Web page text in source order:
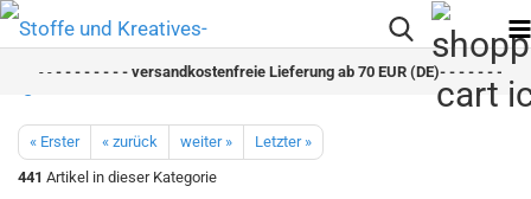
- - - - - - - - versandkostenfreie Lieferung ab 70 EUR (DE)- - - - - - - -
« Erster « zurück weiter »
Letzter »
441 Artikel in dieser Kategorie